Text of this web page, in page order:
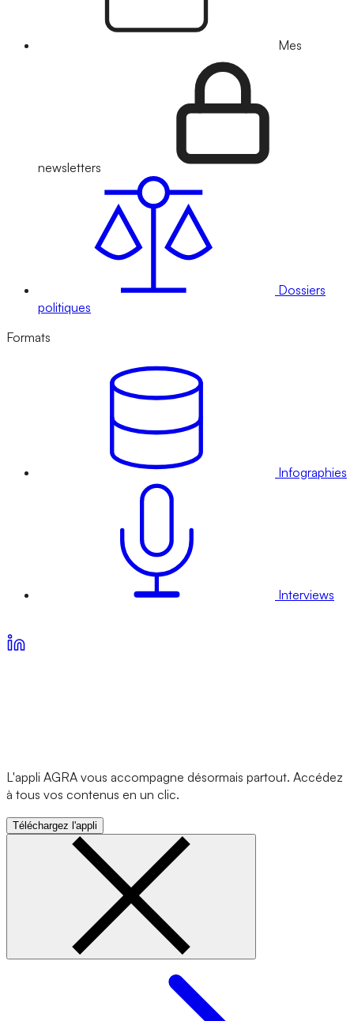
Mes
newsletters
Dossiers
politiques
Formats
Infographies
Interviews
L'appli AGRA vous accompagne désormais partout. Accédez
à tous vos contenus en un clic.
Téléchargez l'appli